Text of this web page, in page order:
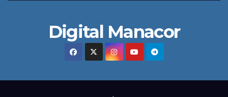
Digital Manacor